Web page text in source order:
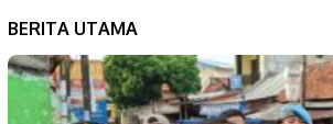
BERITA UTAMA